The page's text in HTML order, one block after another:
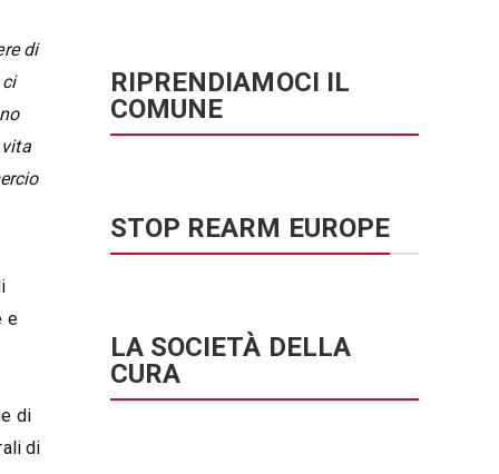
di
e
di
di
RIPRENDIAMOCI IL
COMUNE
STOP REARM EUROPE
LA SOCIETÀ DELLA
CURA